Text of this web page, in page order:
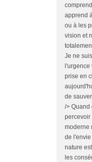
apprend
ou à les
vision et
Je ne
prise en
de
/> Quand
percevoir
moderne
de
nature
les